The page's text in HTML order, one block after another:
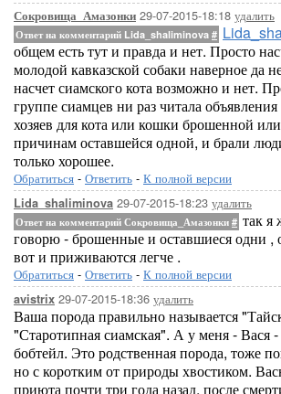
Сокровища_Амазонки 29-07-2015-18:18 удалить
Ответ на комментарий Lida_shaliminova #
общем есть тут и правда и нет. Просто
молодой кавказской собаки наверное да
насчет сиамского кота возможно и нет.
группе сиамцев ни раз читала
хозяев для кота или кошки брошенной
причинам оставшейся одной, и брали
только хорошее.
Обратиться - Ответить - К полной версии
Lida_shaliminova 29-07-2015-18:23 удалить
Ответ на комментарий Сокровища_Амазонки # так я
говорю - брошенные и оставшиеся одни ,
вот и приживаются легче .
Обратиться - Ответить - К полной версии
avistrix 29-07-2015-18:36 удалить
Ваша порода правильно называется
"Старотипная сиамская". А у меня - Вася
бобтейл. Это родственная порода, тоже
но с коротким от природы хвостиком.
приюта почти три года назад, после